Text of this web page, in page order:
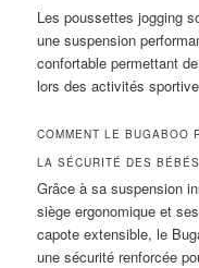
Les poussettes jogging
une suspension
confortable permettant
lors des activités
COMMENT LE BUGABOO
LA SÉCURITÉ DES
Grâce à sa suspension
siège ergonomique et
capote extensible, le
une sécurité renforcée